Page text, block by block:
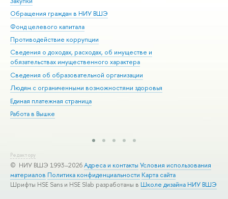
Обращения граждан в НИУ ВШЭ
Фонд целевого капитала
Противодействие коррупции
Сведения о доходах, расходах, об имуществе и
обязательствах имущественного характера
Сведения об образовательной организации
Людям с ограниченными возможностями здоровья
Единая платежная страница
Работа в Вышке
Редактору
© НИУ ВШЭ 1993–2026Адреса и контакты Условия использования
материалов Политика конфиденциальности Карта сайта
Шрифты HSE Sans и HSE Slab разработаны в Школе дизайна НИУ ВШЭ